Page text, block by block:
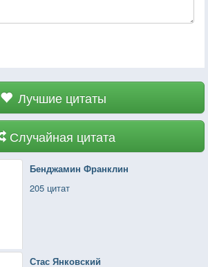
Лучшие цитаты
Случайная цитата
Бенджамин Франклин
205 цитат
Стас Янковский